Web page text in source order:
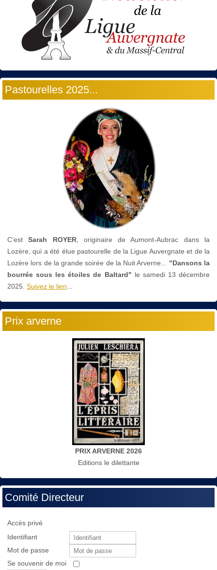
Pastourelles 2025...
C’estSarah ROYER, originaire de Aumont-Aubrac dans la
Lozère, qui a été élue pastourelle de la Ligue Auvergnate et de la
Lozère lors de la grande soirée de la Nuit Arverne... "Dansons la
bourrée sous les étoiles de Baltard" le samedi 13 décembre
2025. Suivez le lien...
Prix arverne
PRIX ARVERNE 2026
Editions le dilettante
Comité Directeur
Accès privé
Identifiant
Mot de passe
Se souvenir de moi